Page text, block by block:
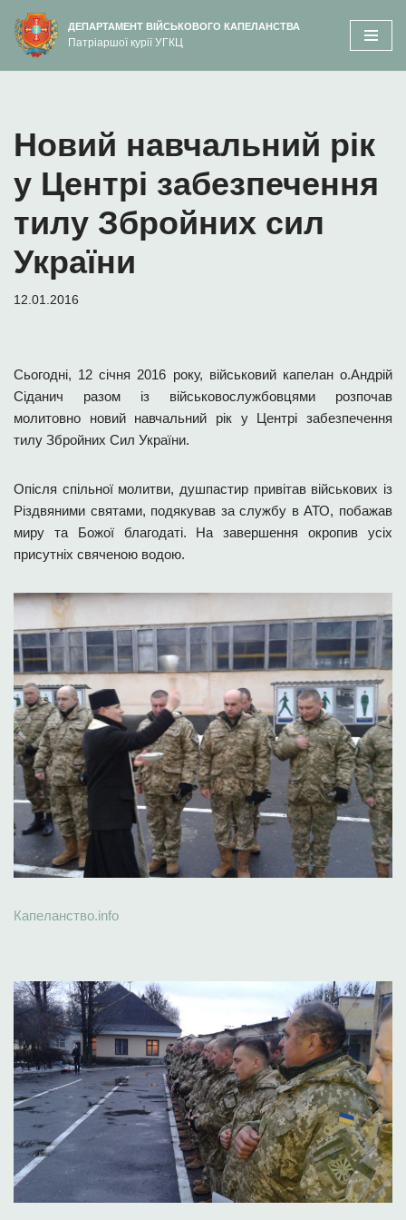
вмісту
Перейти
до
ДЕПАРТАМЕНТ ВІЙСЬКОВОГО КАПЕЛАНСТВА
Патріаршої курії УГКЦ
Новий навчальний рік
у Центрі забезпечення
тилу Збройних сил
України
12.01.2016
Сьогодні, 12 січня 2016 року, військовий капелан о.Андрій
Сіданич разом із військовослужбовцями розпочав
молитовно новий навчальний рік у Центрі забезпечення
тилу Збройних Сил України.
Опісля спільної молитви, душпастир привітав військових із
Різдвяними святами, подякував за службу в АТО, побажав
миру та Божої благодаті. На завершення окропив усіх
присутніх свяченою водою.
Капеланство.info